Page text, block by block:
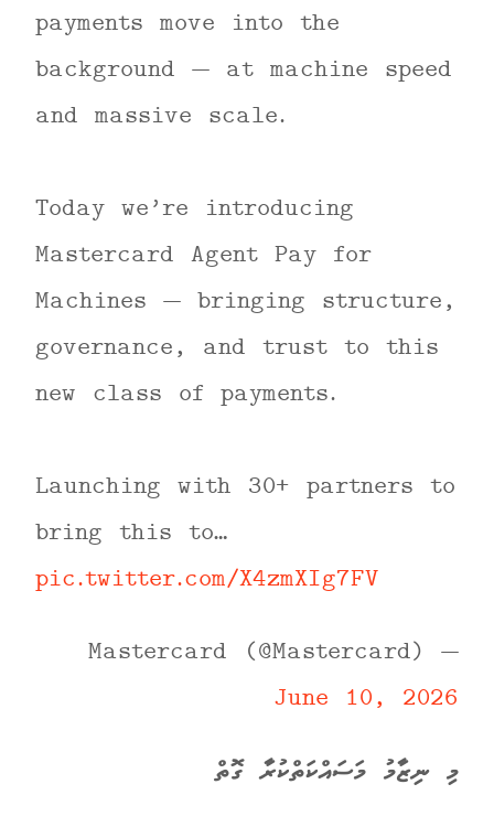
payments move into the
background — at machine speed
and massive scale.
Today we’re introducing
Mastercard Agent Pay for
Machines — bringing structure,
governance, and trust to this
new class of payments.
Launching with 30+ partners to
bring this to…
pic.twitter.com/X4zmXIg7FV
— Mastercard (@Mastercard)
June 10, 2026
މި ނިޒާމު މަސައްކަތްކުރާ ގޮތް